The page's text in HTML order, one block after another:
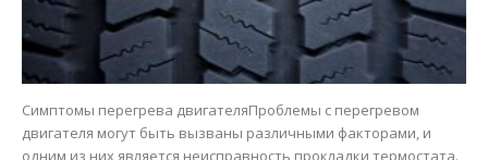
Симптомы перегрева двигателяПроблемы с перегревом
двигателя могут быть вызваны различными факторами, и
одним из них является неисправность прокладки термостата.